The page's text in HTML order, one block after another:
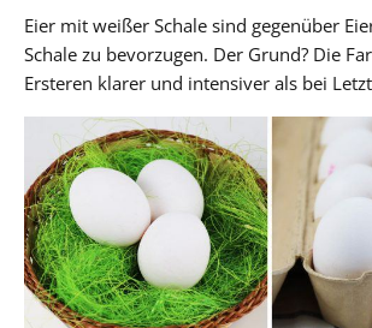
Eier mit weißer Schale sind gegenüber
Schale zu bevorzugen. Der Grund? Die
Ersteren klarer und intensiver als bei